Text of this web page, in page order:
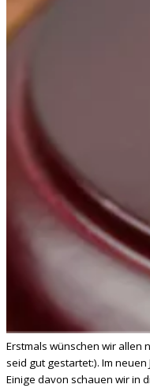
Erstmals wünschen wir allen
seid gut gestartet:). Im
Einige davon schauen wir in